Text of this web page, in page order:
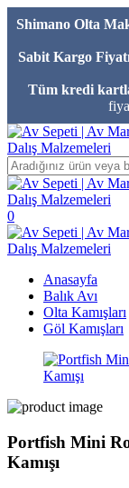
Shimano Olta
Sabit Kargo
Tüm kredi
0
Anasayfa
Balık Avı
Olta Kamışları
Göl Kamışları
Portfish Mini
Kamışı